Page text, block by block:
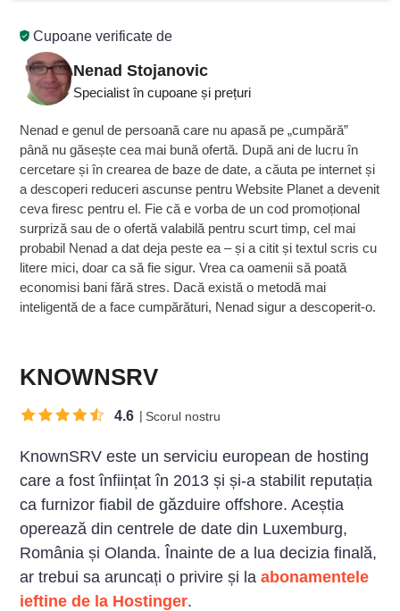
Cupoane verificate de
Nenad Stojanovic
Specialist în cupoane și prețuri
Nenad e genul de persoană care nu apasă pe „cumpără”
până nu găsește cea mai bună ofertă. După ani de lucru în
cercetare și în crearea de baze de date, a căuta pe internet și
a descoperi reduceri ascunse pentru Website Planet a devenit
ceva firesc pentru el. Fie că e vorba de un cod promoțional
surpriză sau de o ofertă valabilă pentru scurt timp, cel mai
probabil Nenad a dat deja peste ea – și a citit și textul scris cu
litere mici, doar ca să fie sigur. Vrea ca oamenii să poată
economisi bani fără stres. Dacă există o metodă mai
inteligentă de a face cumpărături, Nenad sigur a descoperit-o.
KNOWNSRV
4.6 Scorul nostru
KnownSRV este un serviciu european de hosting
care a fost înființat în 2013 și și-a stabilit reputația
ca furnizor fiabil de găzduire offshore. Aceștia
operează din centrele de date din Luxemburg,
România și Olanda. Înainte de a lua decizia finală,
ar trebui sa aruncați o privire și laabonamentele
ieftine de la Hostinger.